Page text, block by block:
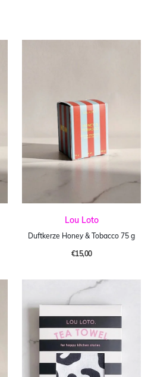
Lou Loto
Duftkerze Honey & Tobacco 75 g
€15,00